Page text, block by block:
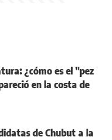
¿cómo es el "pez
en la costa de
de Chubut a la